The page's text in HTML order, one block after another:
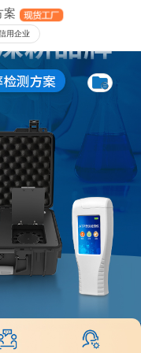
案
用企业